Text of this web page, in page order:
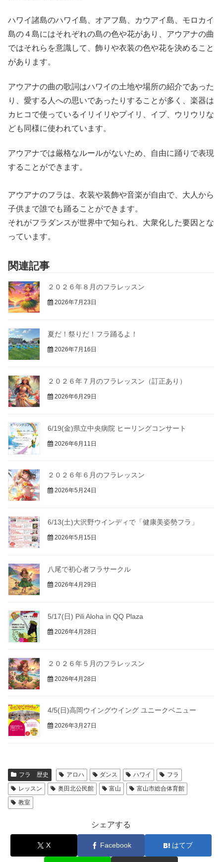
ハワイ諸島のハワイ島、オアフ島、カウアイ島、モロカイ
島の４島にはそれぞれの島の色や花があり、アウアナの曲
ではそれらを意識して、飾りや衣装の色や花を決めること
があります。
アウアナの曲の歌詞はハワイの土地や場所の紹介であった
り、愛する人への思いであったりすることが多く、楽器は
カヒコで使っているイリイリやプイリ、イプ、ウリウリな
ども同様に使われています。
アウアナでは厳格なルールがないため、自由に踊りで表現
することができます。
アウアナのフラは、衣装や装飾や音楽が自由で、大人から
子供まで誰でも踊ることができます。
それがフラダンスが世界中で知られ、大衆化した要因とな
っています。
関連記事
２０２６年８月のフラレッスン
2026年7月23日
夏だ！祭りだ！フラ踊るよ！
2026年7月16日
２０２６年７月のフラレッスン（訂正あり）
2026年6月29日
6/19(金)県立中央病院 ヒーリングコンサート
2026年6月11日
２０２６年６月のフラレッスン
2026年5月24日
6/13(土)大沢野ウインディで「健康美姿勢フラ」
2026年5月15日
八尾で初心者フラサークル
2026年4月29日
5/17(日) Pili Aloha in QQ Plaza
2026年4月28日
２０２６年５月のフラレッスン
2026年4月28日
4/5(日)高岡ウイングウイング ユニークベニュー
2026年3月27日
フラ 歴史 アロハ ダンス ハワイ
フラ
レッスン
奥田北公民館 富山
富山市総合体育館
教室
シェアする
X Facebook はてブ